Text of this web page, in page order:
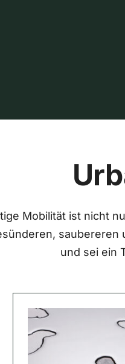
Mobilität ist nicht
saubereren
und sei ein